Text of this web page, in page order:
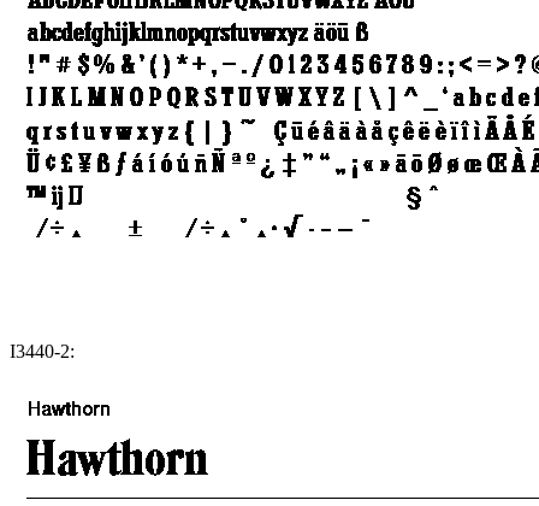
I3440-2: